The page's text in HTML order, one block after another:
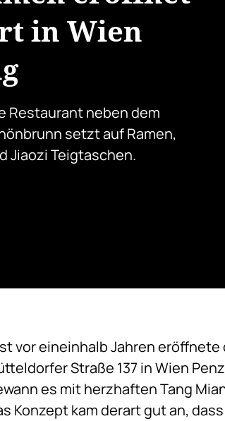
in Wien
Restaurant neben dem
setzt auf Ramen,
Jiaozi Teigtaschen.
vor eineinhalb Jahren
Straße 137 in Wien
es mit herzhaften Tang
Konzept kam derart gut an,